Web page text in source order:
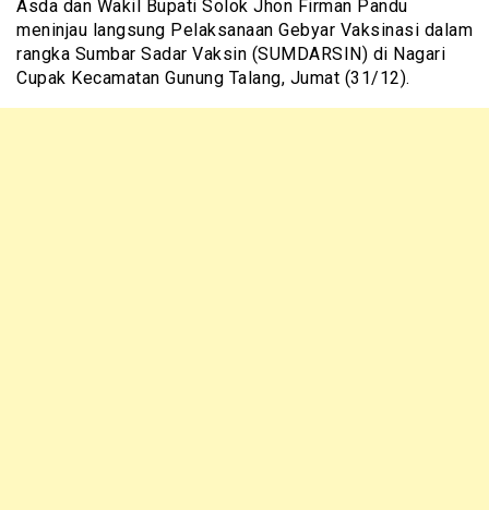
Asda dan Wakil Bupati Solok Jhon Firman Pandu
meninjau langsung Pelaksanaan Gebyar Vaksinasi dalam
rangka Sumbar Sadar Vaksin (SUMDARSIN) di Nagari
Cupak Kecamatan Gunung Talang, Jumat (31/12).